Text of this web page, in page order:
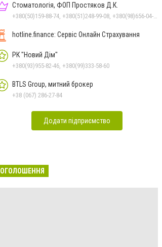
Стоматологія, ФОП Простяков Д.К.
hotline.finance: Сервіс Онлайн Страхування
РК "Новий Дім"
+380(93)955-82-46, +380(99)333-58-60
BTLS Group, митний брокер
+38 (067) 286-27-84
Додати підприємство
ОГОЛОШЕННЯ